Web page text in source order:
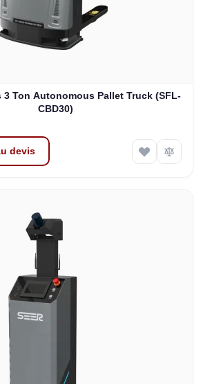
3 Ton Autonomous Pallet Truck (SFL-
CBD30)
devis